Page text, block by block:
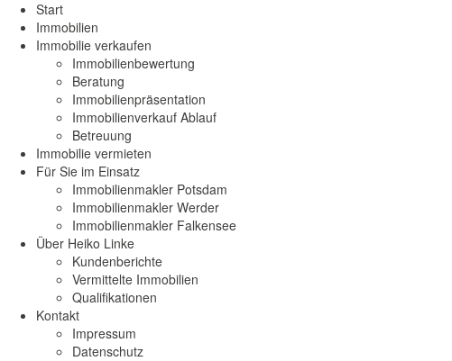
Start
Immobilien
Immobilie verkaufen
Immobilienbewertung
Beratung
Immobilienpräsentation
Immobilienverkauf Ablauf
Betreuung
Immobilie vermieten
Für Sie im Einsatz
Immobilienmakler Potsdam
Immobilienmakler Werder
Immobilienmakler Falkensee
Über Heiko Linke
Kundenberichte
Vermittelte Immobilien
Qualifikationen
Kontakt
Impressum
Datenschutz